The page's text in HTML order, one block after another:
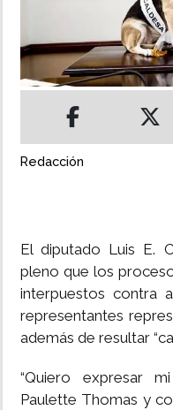
INSÓLITAS
MULTIMEDIA
IMPRESO
Redacción
El diputado Luis E.
pleno que los
interpuestos contra
representantes
además de resultar
“Quiero expresar
Paulette Thomas y